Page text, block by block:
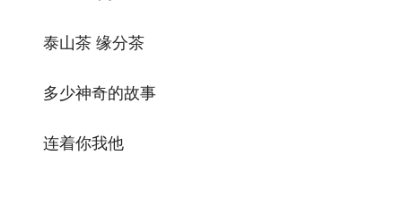
泰山茶 缘分茶
多少神奇的故事
连着你我他